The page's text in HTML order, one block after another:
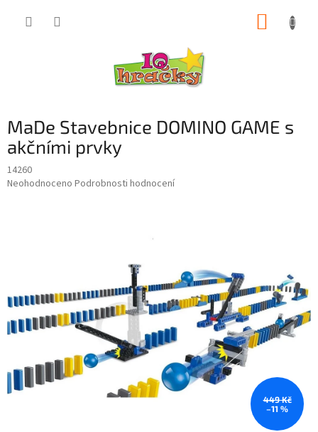
MaDe Stavebnice DOMINO GAME s
akčními prvky
14260
Průměrné
Neohodnoceno Podrobnosti hodnocení
449 Kč
–11 %